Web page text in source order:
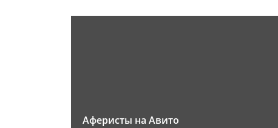
Аферисты на Авито